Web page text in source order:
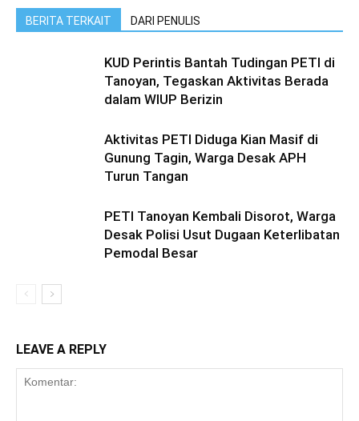
BERITA TERKAIT DARI PENULIS
KUD Perintis Bantah Tudingan PETI di
Tanoyan, Tegaskan Aktivitas Berada
dalam WIUP Berizin
Aktivitas PETI Diduga Kian Masif di
Gunung Tagin, Warga Desak APH
Turun Tangan
PETI Tanoyan Kembali Disorot, Warga
Desak Polisi Usut Dugaan Keterlibatan
Pemodal Besar
LEAVE A REPLY